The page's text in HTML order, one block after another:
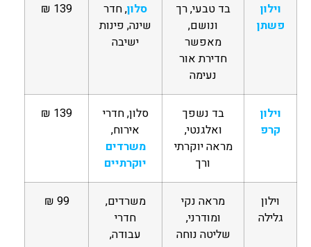
וילון
פשתן
בד טבעי, רך
ונושם,
מאפשר
חדירת אור
נעימה
סלון, חדר
שינה, פינות
ישיבה
139 ₪
וילון
קרפ
בד נשפך
ואלגנטי,
מראה יוקרתי
סלון, חדרי
אירוח,
משרדים
יוקרתיים
139 ₪
וילון
גלילה
מראה נקי
ומודרני,
שליטה נוחה
משרדים,
חדרי
עבודה,